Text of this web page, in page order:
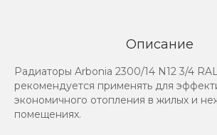
Описание
Радиаторы Arbonia 2300/14 N12 3/4
рекомендуется применять для
экономичного отопления в жилых и
помещениях.